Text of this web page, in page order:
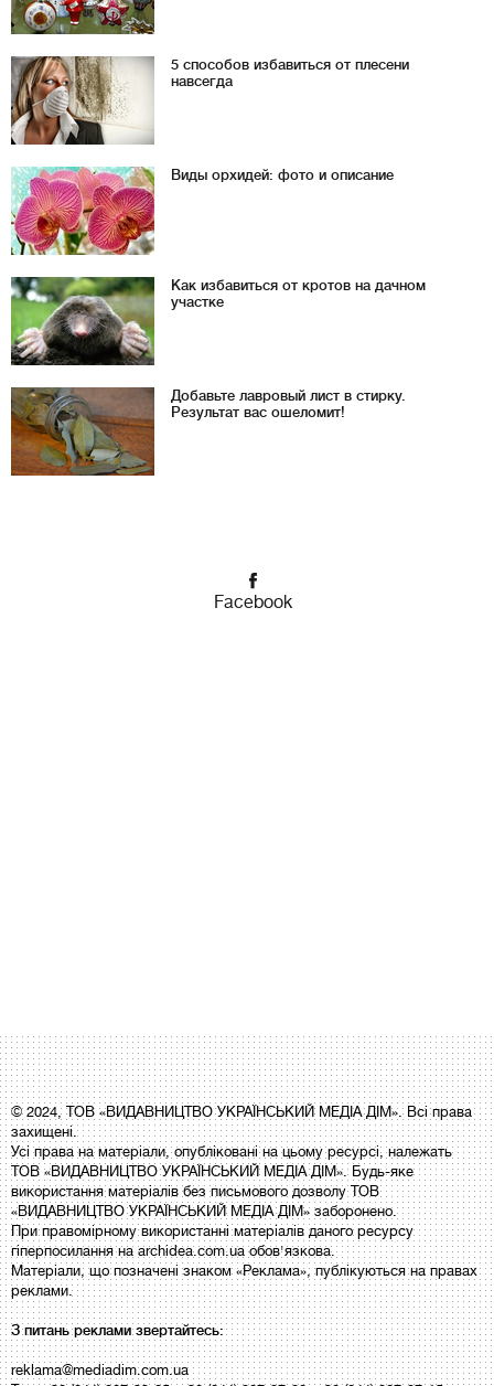
5 способов избавиться от плесени
навсегда
Виды орхидей: фото и описание
Как избавиться от кротов на дачном
участке
Добавьте лавровый лист в стирку.
Результат вас ошеломит!
Facebook
© 2024, ТОВ «ВИДАВНИЦТВО УКРАЇНСЬКИЙ МЕДІА ДІМ». Всі права
захищені.
Усі права на матеріали, опубліковані на цьому ресурсі, належать
ТОВ «ВИДАВНИЦТВО УКРАЇНСЬКИЙ МЕДІА ДІМ». Будь-яке
використання матеріалів без письмового дозволу ТОВ
«ВИДАВНИЦТВО УКРАЇНСЬКИЙ МЕДІА ДІМ» заборонено.
При правомірному використанні матеріалів даного ресурсу
гіперпосилання на archidea.com.ua обов'язкова.
Матеріали, що позначені знаком «Реклама», публікуються на правах
реклами.
З питань реклами звертайтесь:
reklama@mediadim.com.ua